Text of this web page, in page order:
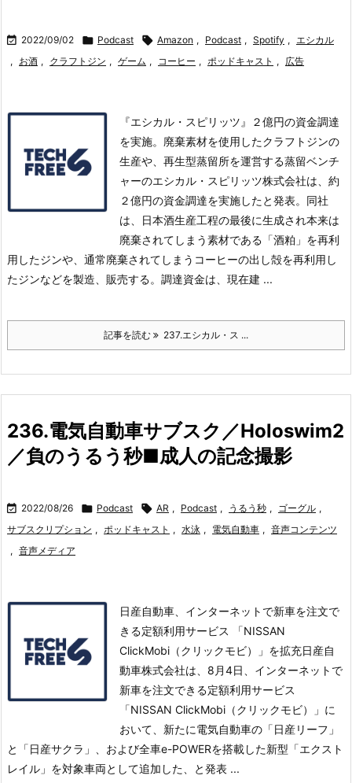
 2022/09/02  Podcast  Amazon , Podcast , Spotify , エシカル
, お酒 , クラフトジン , ゲーム , コーヒー , ポッドキャスト , 広告
『エシカル・スピリッツ』２億円の資金調達
を実施。廃棄素材を使用したクラフトジンの
生産や、再生型蒸留所を運営する蒸留ベンチ
ャーのエシカル・スピリッツ株式会社は、約
２億円の資金調達を実施したと発表。 同社
は、日本酒生産工程の最後に生成され本来は
廃棄されてしまう素材である「酒粕」を再利
用したジンや、通常廃棄されてしまうコーヒーの出し殻を再利用し
たジンなどを製造、販売する。 調達資金は、現在建 ...
記事を読む 237.エシカル・ス ...
236.電気自動車サブスク／Holoswim2
／負のうるう秒■成人の記念撮影
 2022/08/26  Podcast  AR , Podcast , うるう秒 , ゴーグル ,
サブスクリプション , ポッドキャスト , 水泳 , 電気自動車 , 音声コンテンツ
, 音声メディア
日産自動車、インターネットで新車を注文で
きる定額利用サービス 「NISSAN
ClickMobi（クリックモビ）」を拡充日産自
動車株式会社は、8月4日、インターネットで
新車を注文できる定額利用サービス
「NISSAN ClickMobi（クリックモビ）」に
おいて、新たに電気自動車の「日産リーフ」
と「日産サクラ」、および全車e-POWERを搭載した新型「エクスト
レイル」を対象車両として追加した、と発表 ...